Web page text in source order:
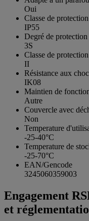
Oui
Classe de
IP55
Degré de
3S
Classe de
II
Résistance aux
IK08
Maintien de
Autre
Couvercle avec
Non
Temperature
-25-40°C
Temperature de
-25-70°C
EAN/Gencode
3245060359003
Engagement
et